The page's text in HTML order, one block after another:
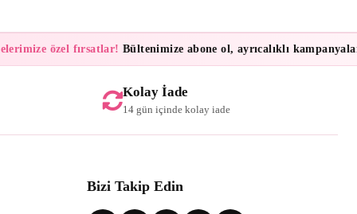
özel fırsatlar!Bültenimize abone ol, ayrıcalıklı kampanyalar
Kolay İade
14 gün içinde kolay iade
Bizi Takip Edin